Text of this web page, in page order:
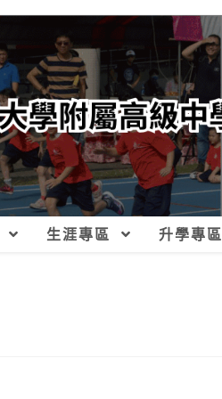
生涯專區 升學專區